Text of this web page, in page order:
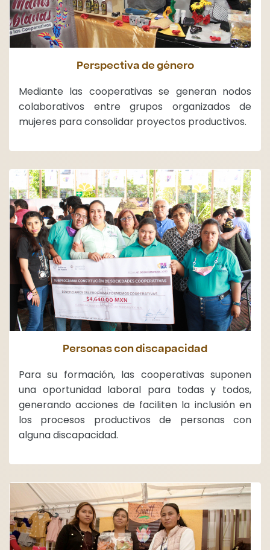
Perspectiva de género
Mediante las cooperativas se generan nodos
colaborativos entre grupos organizados de
mujeres para consolidar proyectos productivos.
Personas con discapacidad
Para su formación, las cooperativas suponen
una oportunidad laboral para todas y todos,
generando acciones de faciliten la inclusión en
los procesos productivos de personas con
alguna discapacidad.